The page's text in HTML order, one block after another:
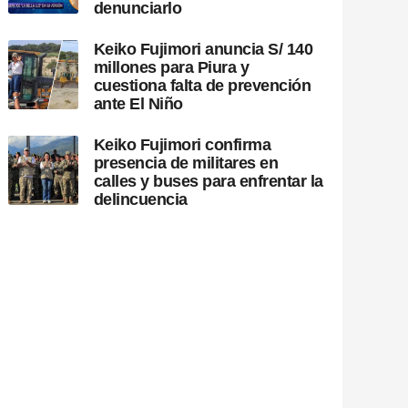
denunciarlo
Keiko Fujimori anuncia S/ 140
millones para Piura y
cuestiona falta de prevención
ante El Niño
Keiko Fujimori confirma
presencia de militares en
calles y buses para enfrentar la
delincuencia